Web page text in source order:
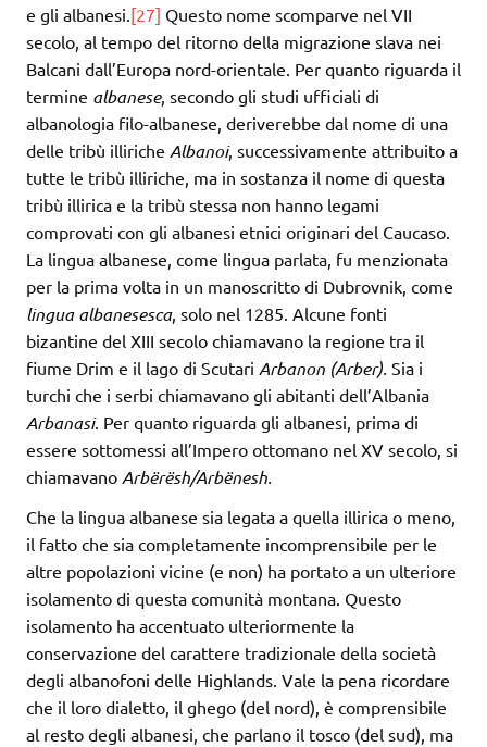
e gli albanesi.[27] Questo nome scomparve nel VII
secolo, al tempo del ritorno della migrazione slava nei
Balcani dall’Europa nord-orientale. Per quanto riguarda il
termine albanese, secondo gli studi ufficiali di
albanologia filo-albanese, deriverebbe dal nome di una
delle tribù illiriche Albanoi, successivamente attribuito a
tutte le tribù illiriche, ma in sostanza il nome di questa
tribù illirica e la tribù stessa non hanno legami
comprovati con gli albanesi etnici originari del Caucaso.
La lingua albanese, come lingua parlata, fu menzionata
per la prima volta in un manoscritto di Dubrovnik, come
lingua albanesesca, solo nel 1285. Alcune fonti
bizantine del XIII secolo chiamavano la regione tra il
fiume Drim e il lago di Scutari Arbanon (Arber). Sia i
turchi che i serbi chiamavano gli abitanti dell’Albania
Arbanasi. Per quanto riguarda gli albanesi, prima di
essere sottomessi all’Impero ottomano nel XV secolo, si
chiamavano Arbërësh/Arbënesh.
Che la lingua albanese sia legata a quella illirica o meno,
il fatto che sia completamente incomprensibile per le
altre popolazioni vicine (e non) ha portato a un ulteriore
isolamento di questa comunità montana. Questo
isolamento ha accentuato ulteriormente la
conservazione del carattere tradizionale della società
degli albanofoni delle Highlands. Vale la pena ricordare
che il loro dialetto, il ghego (del nord), è comprensibile
al resto degli albanesi, che parlano il tosco (del sud), ma